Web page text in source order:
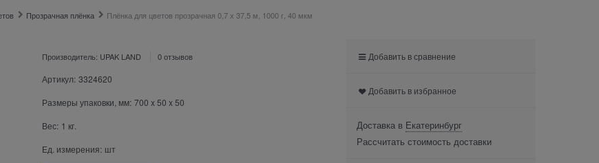
Прозрачная плёнка Плёнка для цветов прозрачная 0,7 х 37,5 м, 1000 г, 40 мкм
Производитель: UPAK LAND 0 отзывов
Артикул: 3324620
Размеры упаковки, мм: 700 x50 x50
Вес: 1 кг.
Ед. измерения: шт
Добавить в сравнение
Добавить в избранное
Доставка в Екатеринбург
Рассчитать стоимость доставки